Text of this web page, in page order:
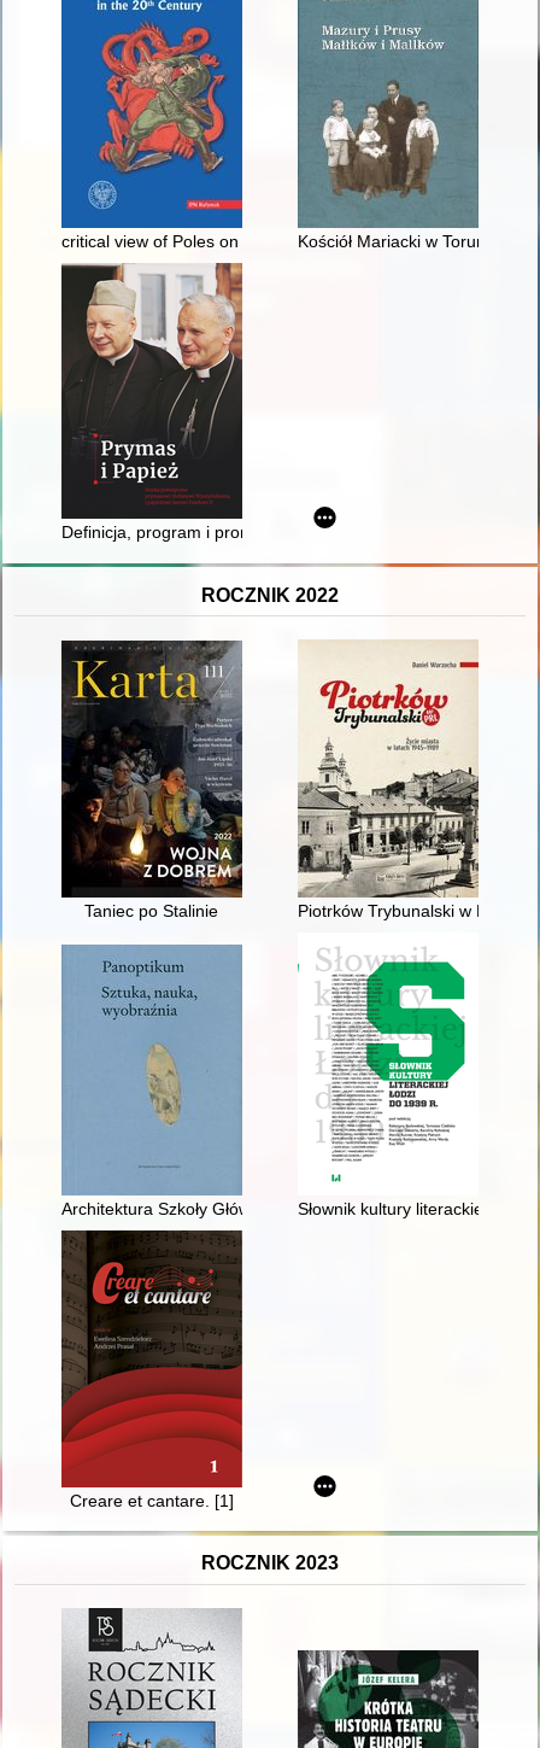
critical view of Poles on communismKościół Mariacki w Toruniu w
Definicja, program i proroctwo : Jan Paweł II do Polaków
ROCZNIK 2022
Taniec po Stalinie Piotrków Trybunalski w PRL :
Architektura Szkoły Głównej Warszawskiej 1862-1869
Słownik kultury literackiej
Creare et cantare. [1]
ROCZNIK 2023